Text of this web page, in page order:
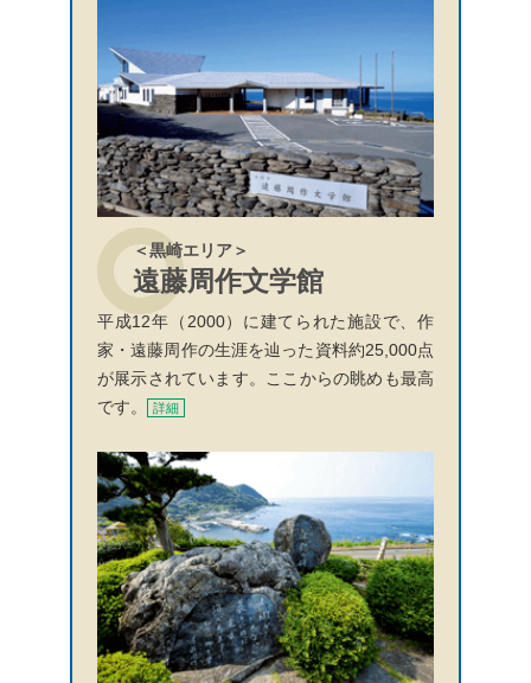
＜黒崎エリア＞
遠藤周作文学館
平成12年（2000）に建てられた施設で、作
家・遠藤周作の生涯を辿った資料約25,000点
が展示されています。ここからの眺めも最高
です。
詳細